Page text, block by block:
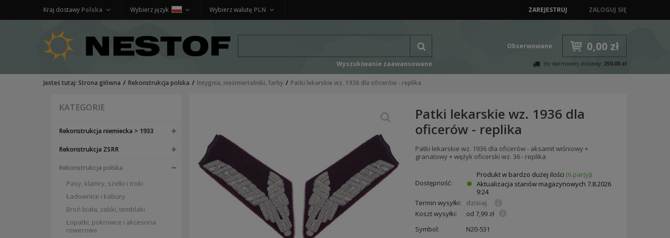
ZAREJESTRUJ ZALOGUJ SIĘ
Wybierz walutę PLN
Wybierz język
Kraj dostawy Polska
Wyszukiwanie zaawansowane
Obserwowane 0,00 zł
do darmowej dostawy: 250,00 zł
Jesteś tutaj: Strona główna Rekonstrukcja polska Insygnia, nieśmiertelniki, farby Patki lekarskie wz. 1936 dla oficerów - replika
KATEGORIE
Rekonstrukcja niemiecka > 1933
Rekonstrukcja ZSRR
Rekonstrukcja polska
Pasy, klamry, szelki i troki
Ładownice i kabury
Broń biała, żabki, temblaki
Łopatki, pokrowce i akcesoria
rowerowe
Patki lekarskie wz. 1936 dla
oficerów - replika
Patki lekarskie wz. 1936 dla oficerów - aksamit wiśniowy +
granatowy + wężyk oficerski wz. 36 - replika
Dostępność:
Produkt w bardzo dużej ilości (6 par(y))
Aktualizacja stanów magazynowych 7.8.2026
9:24
Termin wysyłki:
dzisiaj
Koszt wysyłki:
od 7,99 zł
Symbol:
N20-531